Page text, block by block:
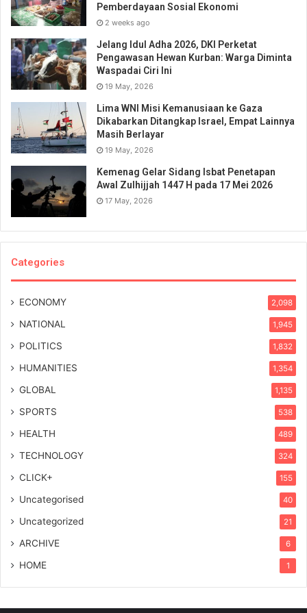
Pemberdayaan Sosial Ekonomi
2 weeks ago
Jelang Idul Adha 2026, DKI Perketat
Pengawasan Hewan Kurban: Warga Diminta
Waspadai Ciri Ini
19 May, 2026
Lima WNI Misi Kemanusiaan ke Gaza
Dikabarkan Ditangkap Israel, Empat Lainnya
Masih Berlayar
19 May, 2026
Kemenag Gelar Sidang Isbat Penetapan
Awal Zulhijjah 1447 H pada 17 Mei 2026
17 May, 2026
Categories
ECONOMY 2,098
NATIONAL 1,945
POLITICS 1,832
HUMANITIES 1,354
GLOBAL 1,135
SPORTS 538
HEALTH 489
TECHNOLOGY 324
CLICK+ 155
Uncategorised 40
Uncategorized 21
ARCHIVE 6
HOME 1